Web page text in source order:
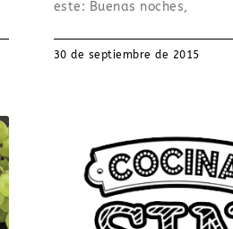
este: Buenas noches,
30 de septiembre de 2015